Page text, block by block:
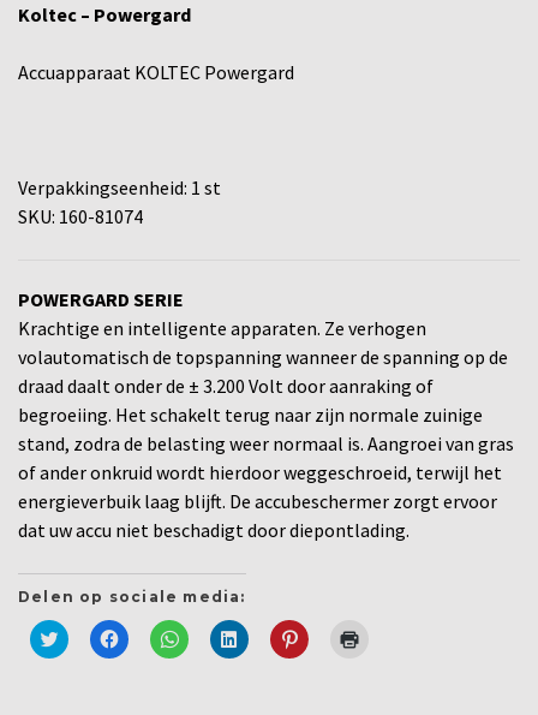
Koltec – Powergard
Accuapparaat KOLTEC Powergard
Verpakkingseenheid: 1 st
SKU: 160-81074
POWERGARD SERIE
Krachtige en intelligente apparaten. Ze verhogen
volautomatisch de topspanning wanneer de spanning op de
draad daalt onder de ± 3.200 Volt door aanraking of
begroeiing. Het schakelt terug naar zijn normale zuinige
stand, zodra de belasting weer normaal is. Aangroei van gras
of ander onkruid wordt hierdoor weggeschroeid, terwijl het
energieverbuik laag blijft. De accubeschermer zorgt ervoor
dat uw accu niet beschadigt door diepontlading.
Delen op sociale media:
Klik
om
Klik
om
Klik
om
Klik
om
Klik
om